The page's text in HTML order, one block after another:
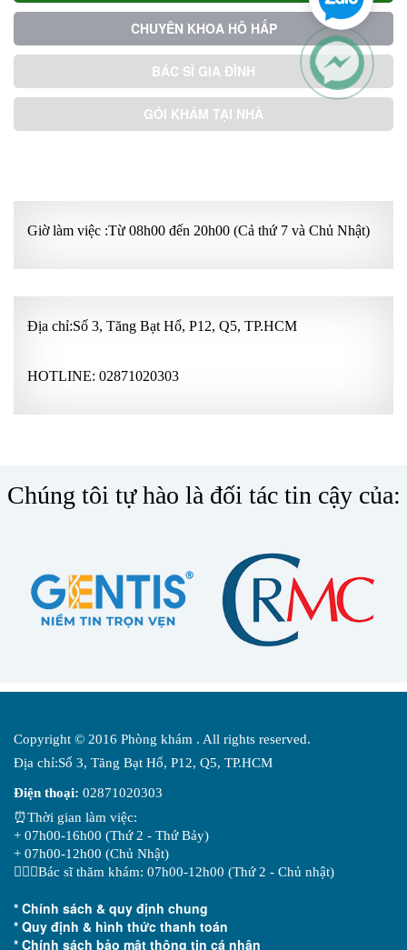
CHUYÊN KHOA HÔ HẤP
BÁC SĨ GIA ĐÌNH
GÓI KHÁM TẠI NHÀ
Giờ làm việc :Từ 08h00 đến 20h00 (Cả thứ 7 và Chủ Nhật)
Địa chỉ:Số 3, Tăng Bạt Hổ, P12, Q5, TP.HCM
HOTLINE: 02871020303
Chúng tôi tự hào là đối tác tin cậy của:
Copyright © 2016 Phòng khám . All rights reserved.
Địa chỉ:Số 3, Tăng Bạt Hổ, P12, Q5, TP.HCM
Điện thoại: 02871020303
⏰Thời gian làm việc:
+ 07h00-16h00 (Thứ 2 - Thứ Bảy)
+ 07h00-12h00 (Chủ Nhật)
👨🏻‍⚕️Bác sĩ thăm khám: 07h00-12h00 (Thứ 2 - Chủ nhật)
* Chính sách & quy định chung
* Quy định & hình thức thanh toán
* Chính sách bảo mật thông tin cá nhân